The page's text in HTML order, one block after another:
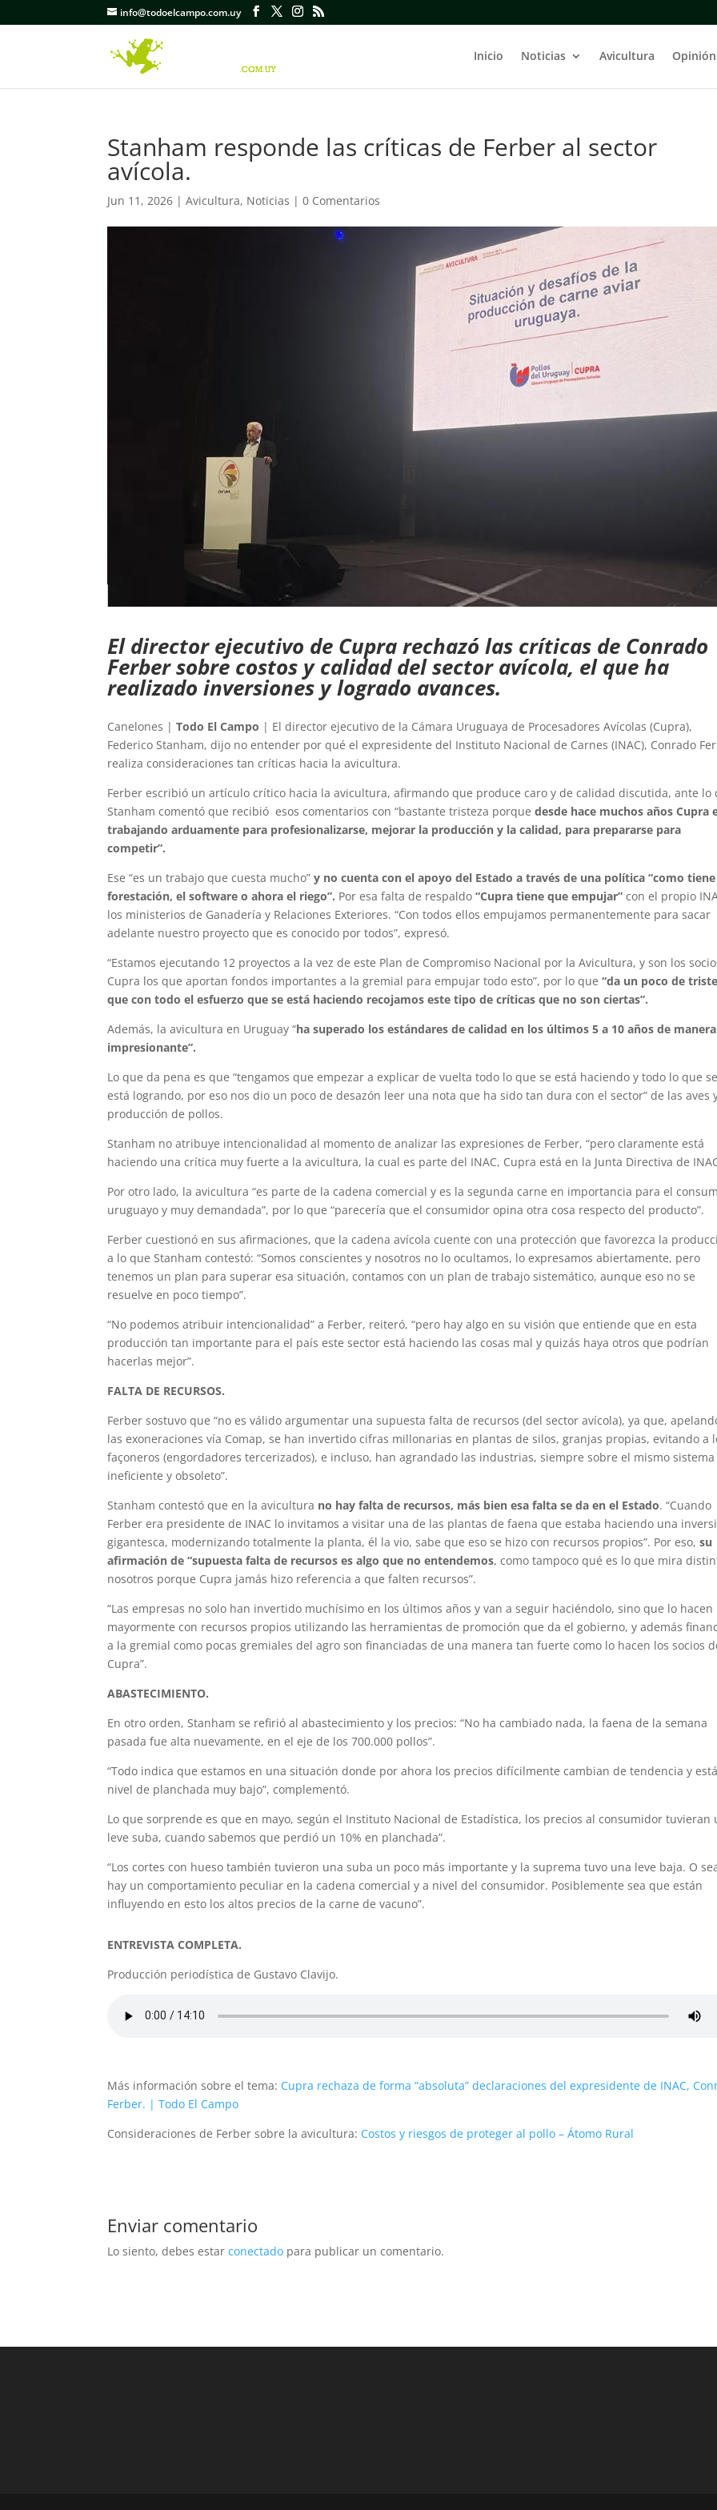
info@todoelcampo.com.uy
Inicio Noticias Avicultura Opinión
Stanham responde las críticas de Ferber al sector
avícola.
Jun 11, 2026 |Avicultura, Noticias |0 Comentarios
El director ejecutivo de Cupra rechazó las críticas de Conrado
Ferber sobre costos y calidad del sector avícola, el que ha
realizado inversiones y logrado avances.
Canelones |Todo El Campo | El director ejecutivo de la Cámara Uruguaya de Procesadores Avícolas (Cupra),
Federico Stanham, dijo no entender por qué el expresidente del Instituto Nacional de Carnes (INAC), Conrado
realiza consideraciones tan críticas hacia la avicultura.
Ferber escribió un artículo crítico hacia la avicultura, afirmando que produce caro y de calidad discutida, ante lo
Stanham comentó que recibió esos comentarios con “bastante tristeza porquedesde hace muchos años Cupra
trabajando arduamente para profesionalizarse, mejorar la producción y la calidad, para prepararse para
competir”.
Ese “es un trabajo que cuesta mucho”y no cuenta con el apoyo del Estado a través de una política “como
forestación, el software o ahora el riego”. Por esa falta de respaldo“Cupra tiene que empujar” con el propio
los ministerios de Ganadería y Relaciones Exteriores. “Con todos ellos empujamos permanentemente para sacar
adelante nuestro proyecto que es conocido por todos”, expresó.
“Estamos ejecutando 12 proyectos a la vez de este Plan de Compromiso Nacional por la Avicultura, y son los
Cupra los que aportan fondos importantes a la gremial para empujar todo esto”, por lo que“da un poco de
que con todo el esfuerzo que se está haciendo recojamos este tipo de críticas que no son ciertas”.
Además, la avicultura en Uruguay “ha superado los estándares de calidad en los últimos 5 a 10 años de manera
impresionante”.
Lo que da pena es que “tengamos que empezar a explicar de vuelta todo lo que se está haciendo y todo lo que se
está logrando, por eso nos dio un poco de desazón leer una nota que ha sido tan dura con el sector” de las aves
producción de pollos.
Stanham no atribuye intencionalidad al momento de analizar las expresiones de Ferber, “pero claramente está
haciendo una crítica muy fuerte a la avicultura, la cual es parte del INAC, Cupra está en la Junta Directiva de
Por otro lado, la avicultura “es parte de la cadena comercial y es la segunda carne en importancia para el
uruguayo y muy demandada”, por lo que “parecería que el consumidor opina otra cosa respecto del producto”.
Ferber cuestionó en sus afirmaciones, que la cadena avícola cuente con una protección que favorezca la
a lo que Stanham contestó: “Somos conscientes y nosotros no lo ocultamos, lo expresamos abiertamente, pero
tenemos un plan para superar esa situación, contamos con un plan de trabajo sistemático, aunque eso no se
resuelve en poco tiempo”.
“No podemos atribuir intencionalidad” a Ferber, reiteró, “pero hay algo en su visión que entiende que en esta
producción tan importante para el país este sector está haciendo las cosas mal y quizás haya otros que podrían
hacerlas mejor”.
FALTA DE RECURSOS.
Ferber sostuvo que “no es válido argumentar una supuesta falta de recursos (del sector avícola), ya que,
las exoneraciones vía Comap, se han invertido cifras millonarias en plantas de silos, granjas propias, evitando a
façoneros (engordadores tercerizados), e incluso, han agrandado las industrias, siempre sobre el mismo sistema
ineficiente y obsoleto”.
Stanham contestó que en la avicultura no hay falta de recursos, más bien esa falta se da en el Estado. “Cuando
Ferber era presidente de INAC lo invitamos a visitar una de las plantas de faena que estaba haciendo una
gigantesca, modernizando totalmente la planta, él la vio, sabe que eso se hizo con recursos propios”. Por eso,su
afirmación de “supuesta falta de recursos es algo que no entendemos, como tampoco qué es lo que mira
nosotros porque Cupra jamás hizo referencia a que falten recursos”.
“Las empresas no solo han invertido muchísimo en los últimos años y van a seguir haciéndolo, sino que lo hacen
mayormente con recursos propios utilizando las herramientas de promoción que da el gobierno, y además
a la gremial como pocas gremiales del agro son financiadas de una manera tan fuerte como lo hacen los socios
Cupra”.
ABASTECIMIENTO.
En otro orden, Stanham se refirió al abastecimiento y los precios: “No ha cambiado nada, la faena de la semana
pasada fue alta nuevamente, en el eje de los 700.000 pollos”.
“Todo indica que estamos en una situación donde por ahora los precios difícilmente cambian de tendencia y
nivel de planchada muy bajo”, complementó.
Lo que sorprende es que en mayo, según el Instituto Nacional de Estadística, los precios al consumidor tuvieran
leve suba, cuando sabemos que perdió un 10% en planchada”.
“Los cortes con hueso también tuvieron una suba un poco más importante y la suprema tuvo una leve baja. O
hay un comportamiento peculiar en la cadena comercial y a nivel del consumidor. Posiblemente sea que están
influyendo en esto los altos precios de la carne de vacuno”.
ENTREVISTA COMPLETA.
Producción periodística de Gustavo Clavijo.
Más información sobre el tema: Cupra rechaza de forma “absoluta” declaraciones del expresidente de INAC,
Ferber. | Todo El Campo
Consideraciones de Ferber sobre la avicultura: Costos y riesgos de proteger al pollo – Átomo Rural
Enviar comentario
Lo siento, debes estarconectado para publicar un comentario.